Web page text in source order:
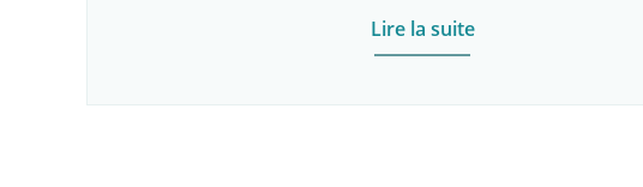
Lire la suite